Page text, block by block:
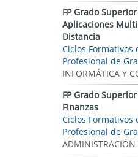
FP Grado
Aplicaciones
Distancia
Ciclos Formativos
Profesional de
INFORMÁTICA Y
FP Grado
Finanzas
Ciclos Formativos
Profesional de
ADMINISTRACIÓN